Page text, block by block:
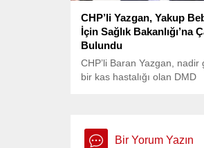
CHP’li Yazgan, Yakup
İçin Sağlık Bakanlığı’na
Bulundu
CHP’li Baran Yazgan, nadir
bir kas hastalığı olan DMD
Bir Yorum Yazın